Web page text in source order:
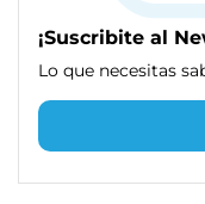
¡Suscribite al
Lo que necesitas